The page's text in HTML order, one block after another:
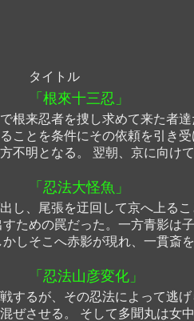
タイトル
「根來十三忍」
根来忍者を捜し求めて来た者
ことを条件にその依頼を引き
不明となる。 翌朝、京に向け
「忍法大怪魚」
し、尾張を迂回して京へ上る
ための罠だった。一方青影は
しそこへ赤影が現れ、一貫斎
「忍法山彦変化」
するが、その忍法によって逃
ぜさせる。 そして多聞丸は